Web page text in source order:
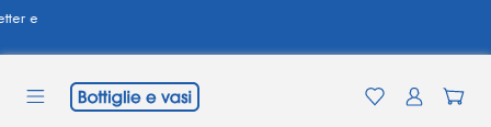
principale